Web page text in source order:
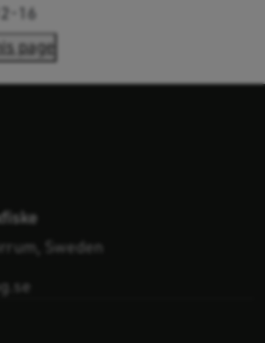
16
page
Sweden